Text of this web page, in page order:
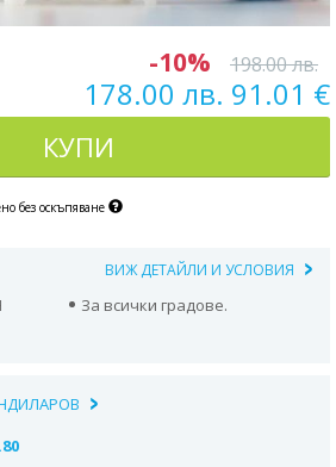
-10% 198.00 лв.
178.00 лв. 91.01 €
КУПИ
без оскъпяване
ВИЖ ДЕТАЙЛИ И УСЛОВИЯ
За всички градове.